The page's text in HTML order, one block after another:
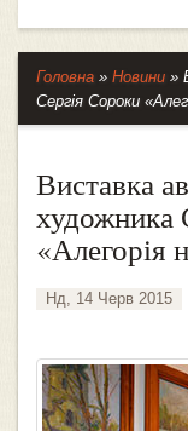
Головна » Новини »
Сергія Сороки
Виставка
художника
«Алегорія
Нд, 14 Черв 2015